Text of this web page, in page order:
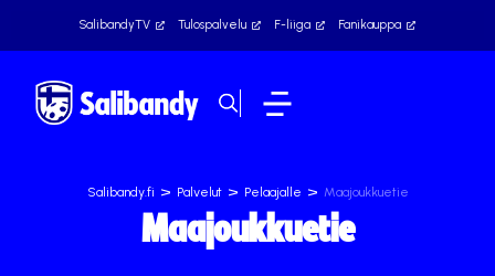
SalibandyTV Tulospalvelu F-liiga Fanikauppa
Salibandy.fi > Palvelut > Pelaajalle > Maajoukkuetie
Maajoukkuetie